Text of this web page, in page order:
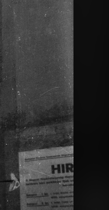
számú épület előtt készült, mellette a Keresztelő Szent János-templom.
1956 · Sopron
Ikva patak, a felvétel a Katolikus Konvent átjárónál